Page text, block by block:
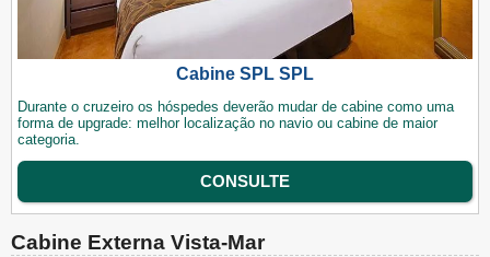
Cabine SPL SPL
Durante o cruzeiro os hóspedes deverão mudar de cabine como uma
forma de upgrade: melhor localização no navio ou cabine de maior
categoria.
CONSULTE
Cabine Externa Vista-Mar